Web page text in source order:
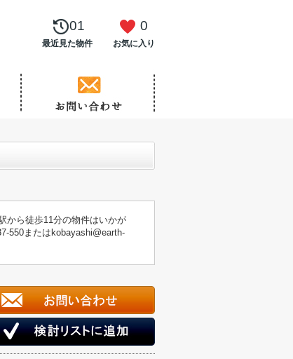
01
最近見た物件
0
お気に入り
から徒歩11分の物件はいかが
550またはkobayashi@earth-